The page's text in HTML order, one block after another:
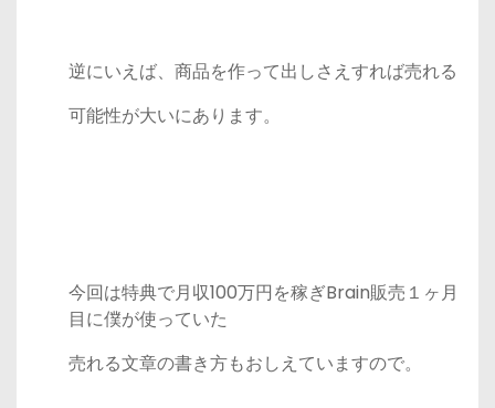
逆にいえば、商品を作って出しさえすれば売れる
可能性が大いにあります。
今回は特典で月収100万円を稼ぎBrain販売１ヶ月
目に僕が使っていた
売れる文章の書き方もおしえていますので。